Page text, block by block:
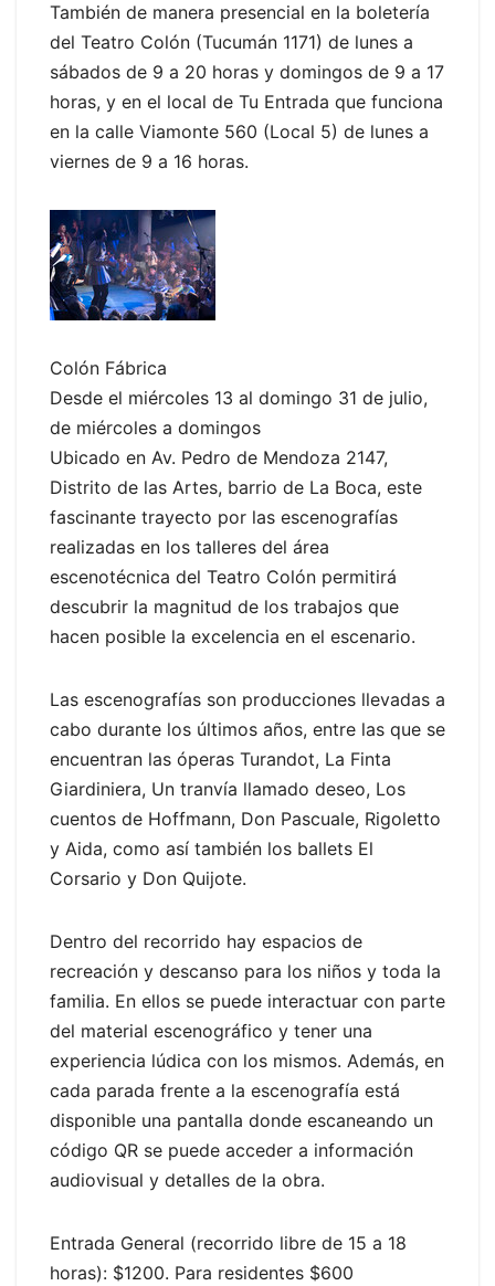
También de manera presencial en la boletería
del Teatro Colón (Tucumán 1171) de lunes a
sábados de 9 a 20 horas y domingos de 9 a 17
horas, y en el local de Tu Entrada que funciona
en la calle Viamonte 560 (Local 5) de lunes a
viernes de 9 a 16 horas.
Colón Fábrica
Desde el miércoles 13 al domingo 31 de julio,
de miércoles a domingos
Ubicado en Av. Pedro de Mendoza 2147,
Distrito de las Artes, barrio de La Boca, este
fascinante trayecto por las escenografías
realizadas en los talleres del área
escenotécnica del Teatro Colón permitirá
descubrir la magnitud de los trabajos que
hacen posible la excelencia en el escenario.
Las escenografías son producciones llevadas a
cabo durante los últimos años, entre las que se
encuentran las óperas Turandot, La Finta
Giardiniera, Un tranvía llamado deseo, Los
cuentos de Hoffmann, Don Pascuale, Rigoletto
y Aida, como así también los ballets El
Corsario y Don Quijote.
Dentro del recorrido hay espacios de
recreación y descanso para los niños y toda la
familia. En ellos se puede interactuar con parte
del material escenográfico y tener una
experiencia lúdica con los mismos. Además, en
cada parada frente a la escenografía está
disponible una pantalla donde escaneando un
código QR se puede acceder a información
audiovisual y detalles de la obra.
Entrada General (recorrido libre de 15 a 18
horas): $1200. Para residentes $600